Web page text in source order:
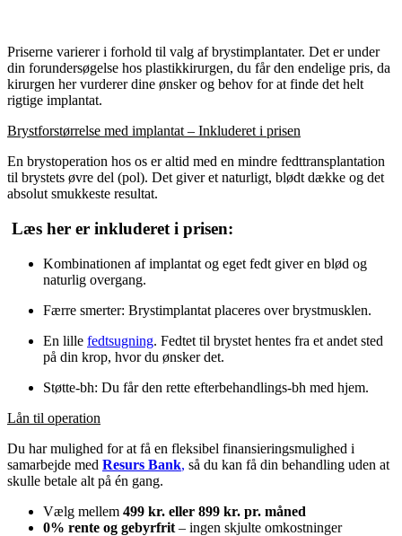
Priserne varierer i forhold til valg af brystimplantater. Det er under
din forundersøgelse hos plastikkirurgen, du får den endelige pris, da
kirurgen her vurderer dine ønsker og behov for at finde det helt
rigtige implantat.
Brystforstørrelse med implantat – Inkluderet i prisen
En brystoperation hos os er altid med en mindre fedttransplantation
til brystets øvre del (pol). Det giver et naturligt, blødt dække og det
absolut smukkeste resultat.
Læs her er inkluderet i prisen:
Kombinationen af implantat og eget fedt giver en blød og
naturlig overgang.
Færre smerter: Brystimplantat placeres over brystmusklen.
En lille fedtsugning. Fedtet til brystet hentes fra et andet sted
på din krop, hvor du ønsker det.
Støtte-bh: Du får den rette efterbehandlings-bh med hjem.
Lån til operation
Du har mulighed for at få en fleksibel finansieringsmulighed i
samarbejde med Resurs Bank, så du kan få din behandling uden at
skulle betale alt på én gang.
Vælg mellem 499 kr. eller 899 kr. pr. måned
0% rente og gebyrfrit – ingen skjulte omkostninger